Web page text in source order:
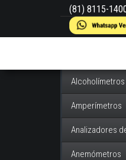
(81) 8115-
Alcoholímetros
Amperímetros
Analizadores
Anemómetros